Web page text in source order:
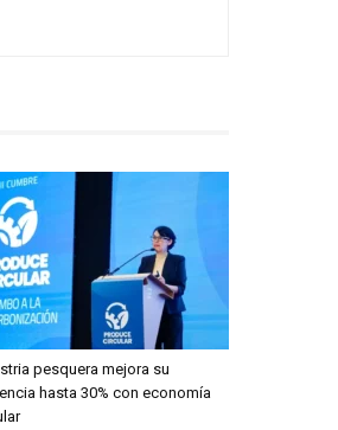
pesquera mejora su
hasta 30% con economía